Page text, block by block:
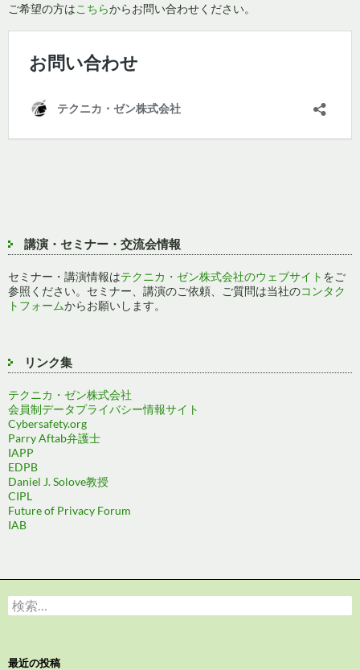
ご希望の方はこちらからお問い合わせください。
講演・セミナー・交流会情報
セミナー・講演情報はテクニカ・ゼン株式会社のウェブサイト をご
参照ください。セミナー、講演のご依頼、ご質問は当社のコンタク
トフォームからお願いします。
リンク集
テクニカ・ゼン株式会社
会員制データプライバシー情報サイト
Cybersafety.org
Parry Aftab弁護士
IAPP
EDPB
Daniel J. Solove教授
CIPL
Future of Privacy Forum
IAB
検
索:
最近の投稿